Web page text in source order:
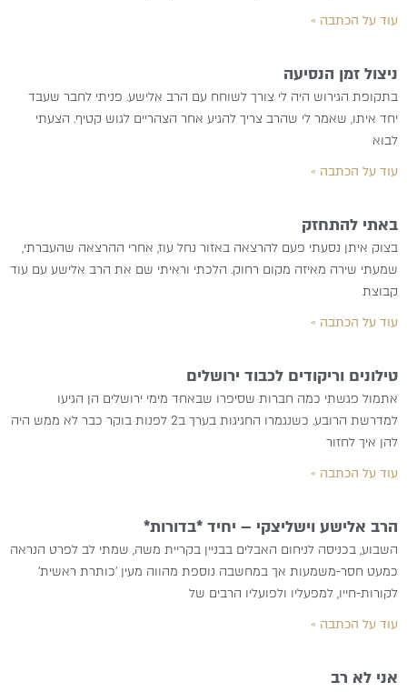
עוד על הכתבה »
ניצול זמן הנסיעה
בתקופת הגירוש היה לי צורך לשוחח עם הרב אלישע. פניתי לחבר שעבד
יחד איתו, שאמר לי שהרב צריך להגיע אחר הצהריים לגוש קטיף. הצעתי
לבוא
עוד על הכתבה »
באתי להתחזק
בצוק איתן נסעתי פעם להרצאה באזור נחל עוז, אחרי ההרצאה שהעברתי,
שמעתי שירה מאיזה מקום רחוק. הלכתי וראיתי שם את הרב אלישע עם עוד
קבוצת
עוד על הכתבה »
טילונים וריקודים לכבוד ירושלים
אתמול פגשתי כמה חברות שסיפרו שבאחד מימי ירושלים הן הגיעו
למדרשת הרובע. כשנגמרו החגיגות בערך ב2 לפנות בוקר כבר לא ממש היה
להן איך לחזור
עוד על הכתבה »
הרב אלישע וישליצקי – יחיד *בדורות*
השבוע, בכניסה לניחום האבלים בבניין בקריית משה, שמתי לב לפרט הנראה
כמעט חסר-משמעות אך במחשבה נוספת מהווה מעין ׳כותרת ראשית׳
לקורות-חייו, למפעליו ולפועליו הרבים של
עוד על הכתבה »
אני לא רב